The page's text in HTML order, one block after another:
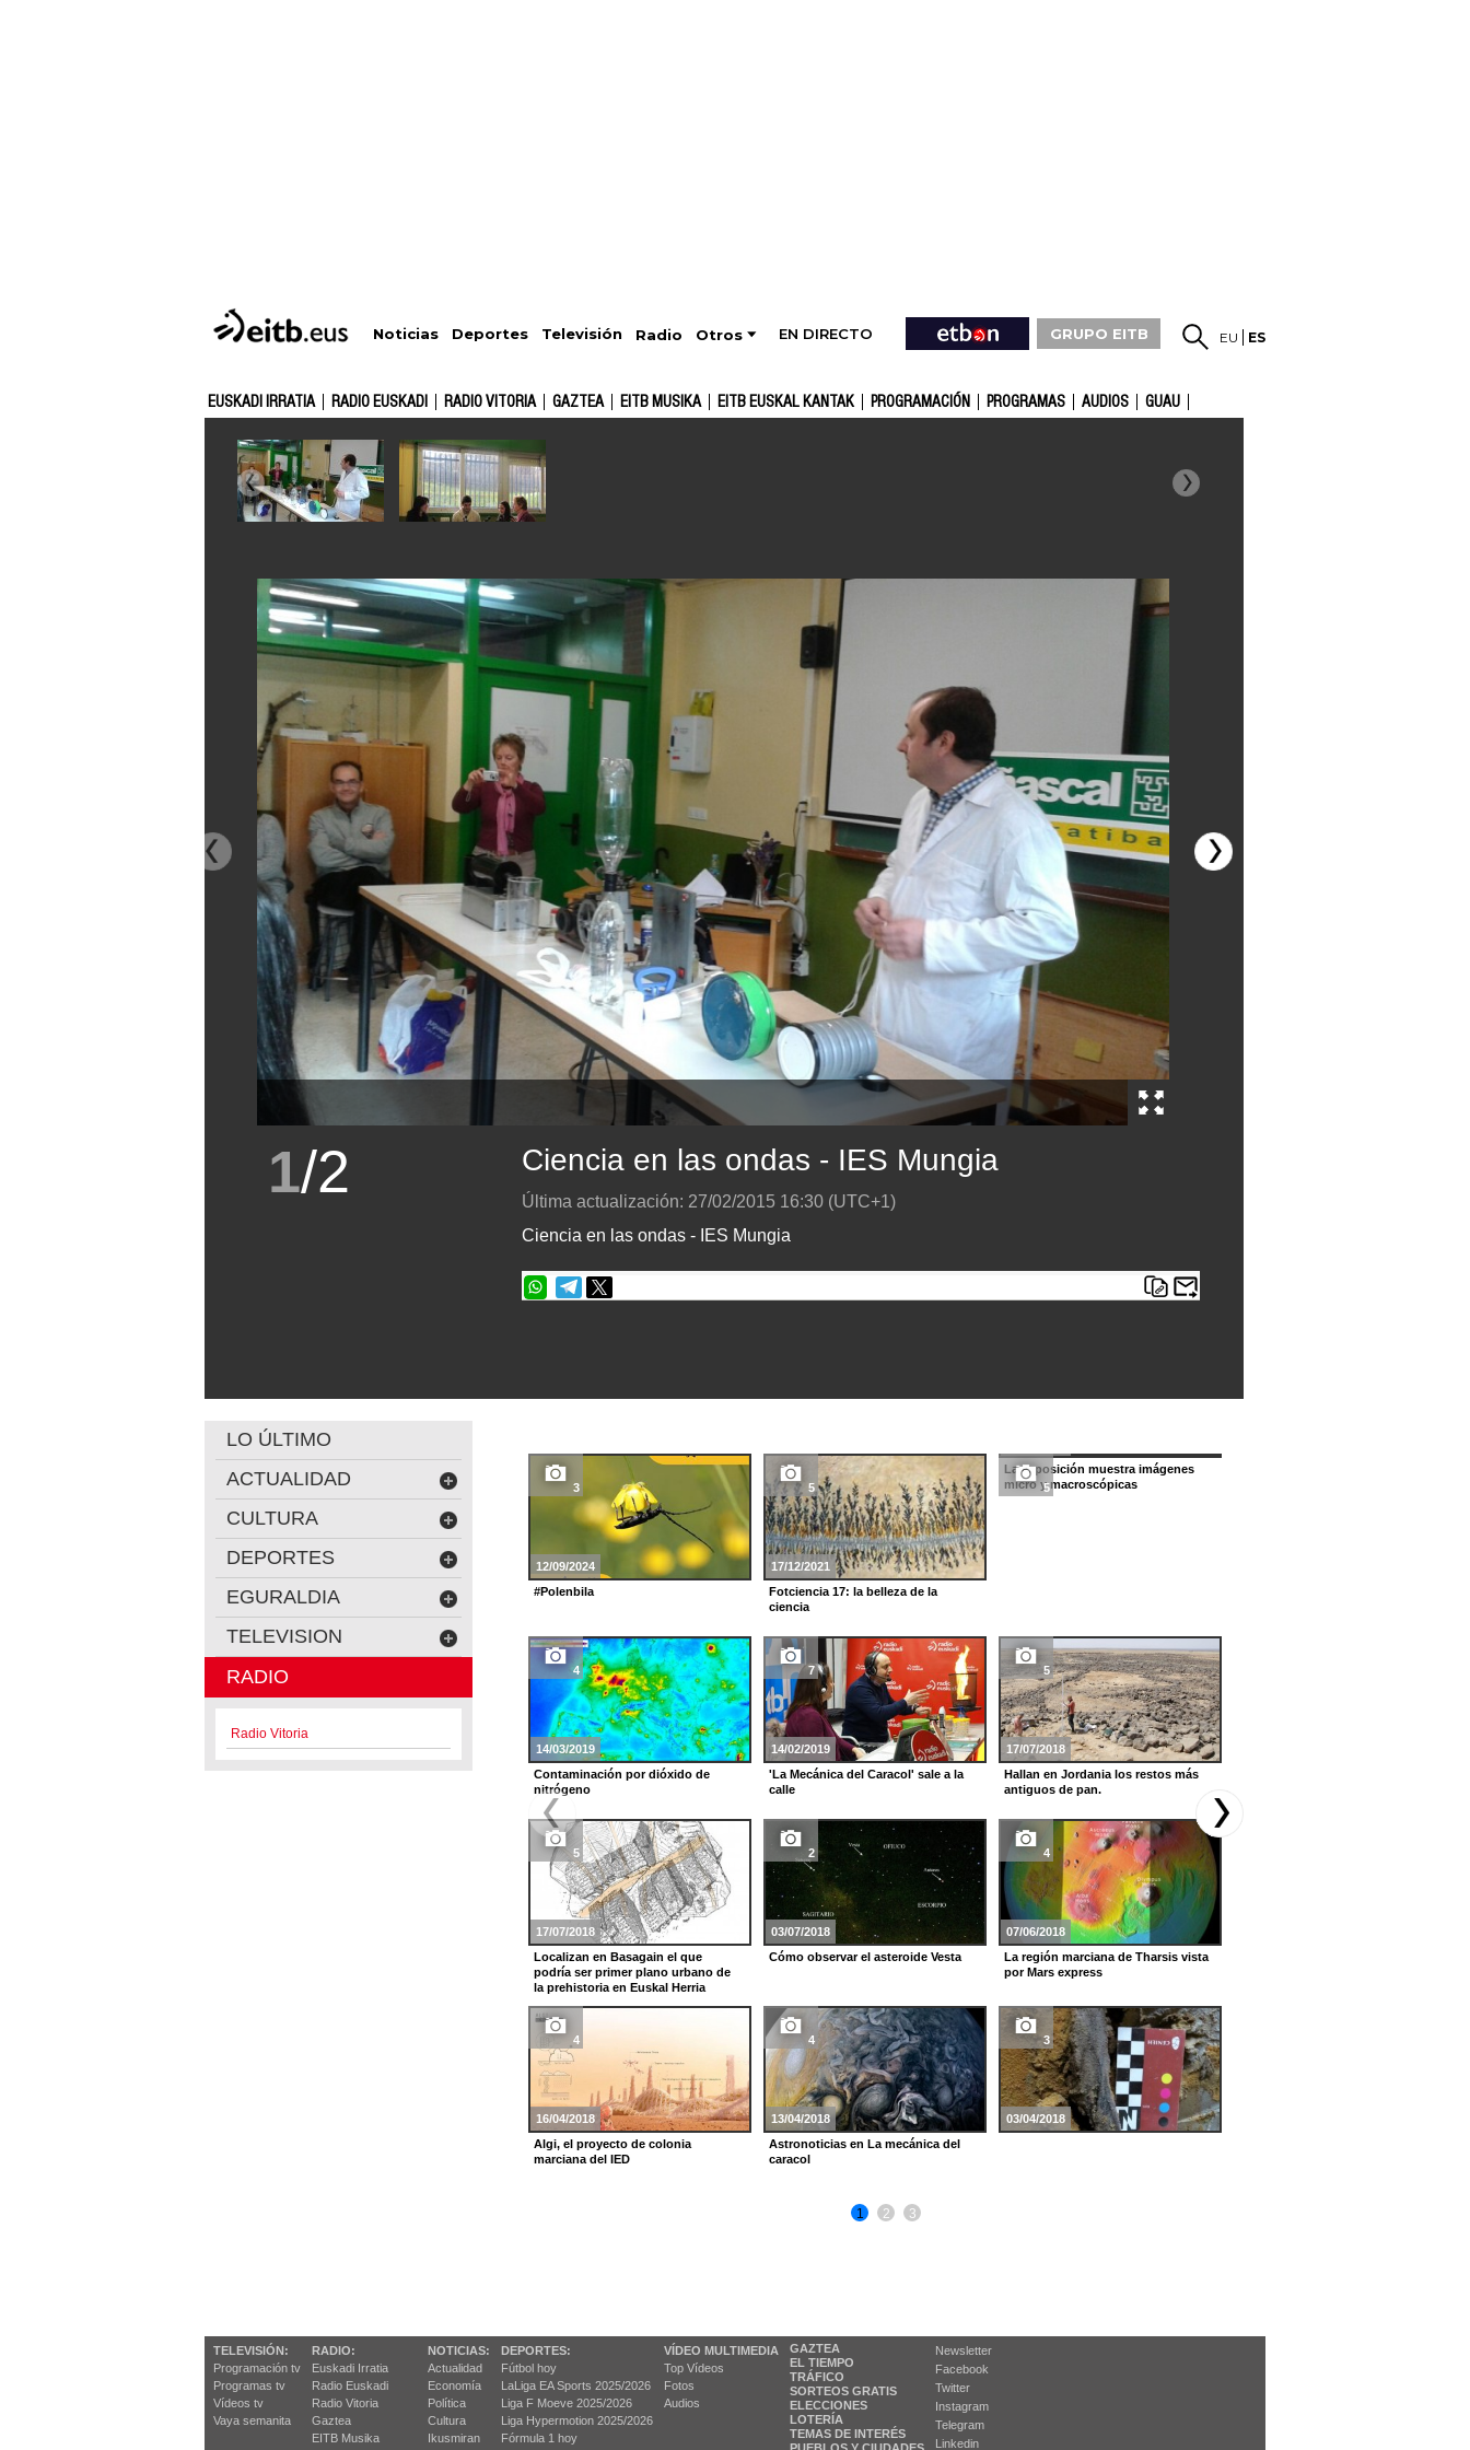
Noticias Deportes Televisión Radio Otros EN DIRECTO GRUPO EITB EU ES
EUSKADI IRRATIA RADIO EUSKADI RADIO VITORIA GAZTEA EITB MUSIKA EITB EUSKAL KANTAK PROGRAMACIÓN PROGRAMAS AUDIOS GUAU
1/2 Ciencia en las ondas - IES Mungia
Última actualización: 27/02/2015 16:30 (UTC+1)
Ciencia en las ondas - IES Mungia
LO ÚLTIMO
ACTUALIDAD
CULTURA
DEPORTES
EGURALDIA
TELEVISION
RADIO
Radio Vitoria
3
12/09/2024
#Polenbila
5
17/12/2021
Fotciencia 17: la belleza de la
ciencia
5
La exposición muestra imágenes
micro y macroscópicas
4
14/03/2019
Contaminación por dióxido de
nitrógeno
7
14/02/2019
'La Mecánica del Caracol' sale a la
calle
5
17/07/2018
Hallan en Jordania los restos más
antiguos de pan.
5
17/07/2018
Localizan en Basagain el que
podría ser primer plano urbano de
la prehistoria en Euskal Herria
2
03/07/2018
Cómo observar el asteroide Vesta
4
07/06/2018
La región marciana de Tharsis vista
por Mars express
4
16/04/2018
Algi, el proyecto de colonia
marciana del IED
4
13/04/2018
Astronoticias en La mecánica del
caracol
3
03/04/2018
1 2 3
TELEVISIÓN:
Programación tv
Programas tv
Vídeos tv
Vaya semanita
RADIO:
Euskadi Irratia
Radio Euskadi
Radio Vitoria
Gaztea
EITB Musika
NOTICIAS:
Actualidad
Economía
Política
Cultura
Ikusmiran
DEPORTES:
Fútbol hoy
LaLiga EA Sports 2025/2026
Liga F Moeve 2025/2026
Liga Hypermotion 2025/2026
Fórmula 1 hoy
VÍDEO MULTIMEDIA
Top Vídeos
Fotos
Audios
GAZTEA
EL TIEMPO
TRÁFICO
SORTEOS GRATIS
ELECCIONES
LOTERÍA
TEMAS DE INTERÉS
Newsletter
Facebook
Twitter
Instagram
Telegram
Linkedin